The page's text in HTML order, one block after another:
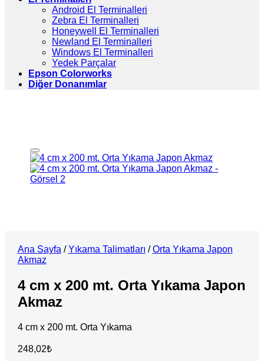
Android El Terminalleri
Zebra El Terminalleri
Honeywell El Terminalleri
Newland El Terminalleri
Windows El Terminalleri
Yedek Parçalar
Epson Colorworks
Diğer Donanımlar
Ana Sayfa / Yıkama Talimatları / Orta Yıkama Japon
Akmaz
4 cm x 200 mt. Orta Yıkama Japon
Akmaz
4 cm x 200 mt. Orta Yıkama
248,02₺